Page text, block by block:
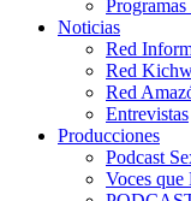
Noticias
Red
Red
Red
Entrevistas
Producciones
Podcast
Voces que